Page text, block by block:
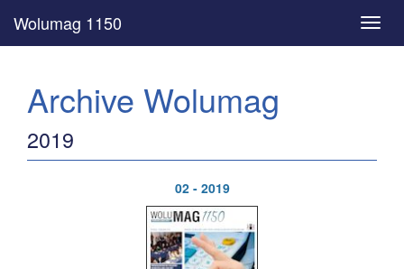
Wolumag 1150
Archive Wolumag
2019
02 - 2019